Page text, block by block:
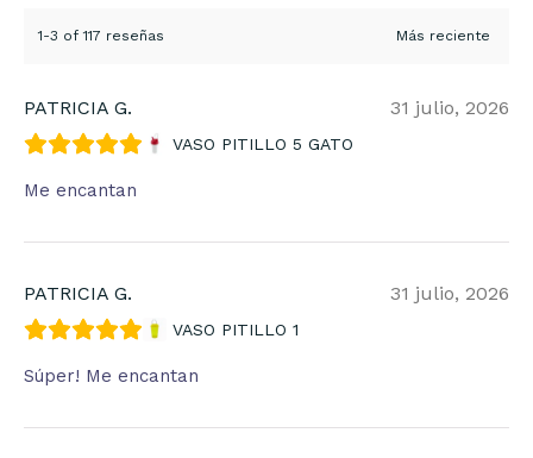
1-3 of 117 reseñas
PATRICIA G. 31 julio, 2026
VASO PITILLO 5 GATO
Me encantan
PATRICIA G. 31 julio, 2026
VASO PITILLO 1
Súper! Me encantan